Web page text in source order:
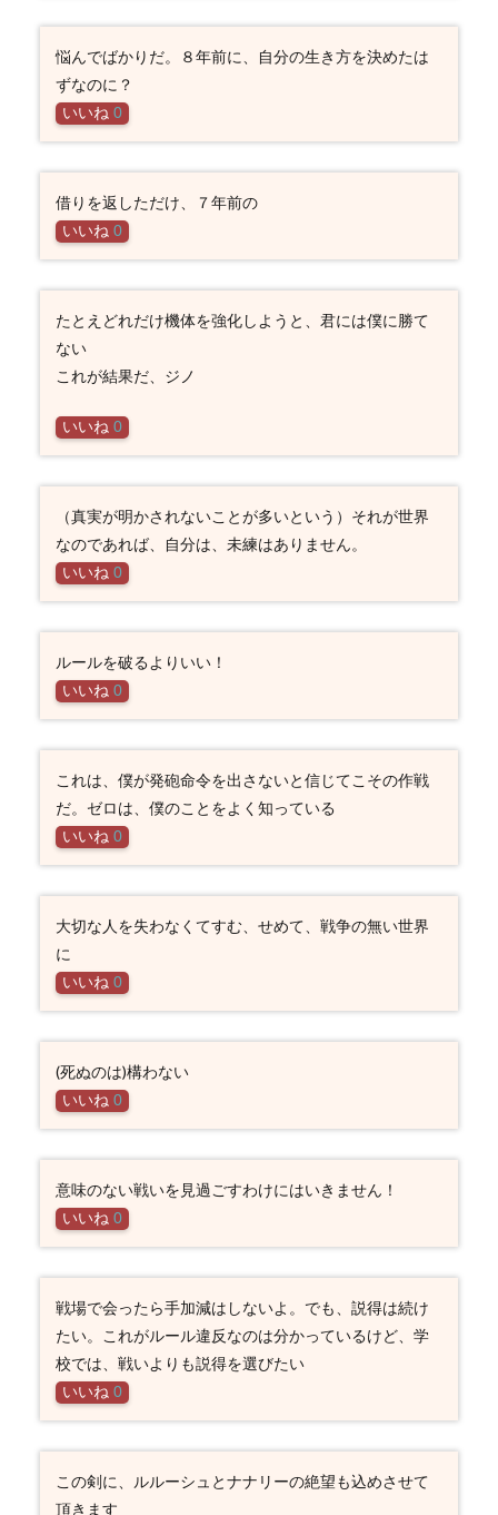
悩んでばかりだ。８年前に、自分の生き方を決めたは
ずなのに？
いいね 0
借りを返しただけ、７年前の
いいね 0
たとえどれだけ機体を強化しようと、君には僕に勝て
ない
これが結果だ、ジノ
いいね 0
（真実が明かされないことが多いという）それが世界
なのであれば、自分は、未練はありません。
いいね 0
ルールを破るよりいい！
いいね 0
これは、僕が発砲命令を出さないと信じてこその作戦
だ。ゼロは、僕のことをよく知っている
いいね 0
大切な人を失わなくてすむ、せめて、戦争の無い世界
に
いいね 0
(死ぬのは)構わない
いいね 0
意味のない戦いを見過ごすわけにはいきません！
いいね 0
戦場で会ったら手加減はしないよ。でも、説得は続け
たい。これがルール違反なのは分かっているけど、学
校では、戦いよりも説得を選びたい
いいね 0
この剣に、ルルーシュとナナリーの絶望も込めさせて
頂きます